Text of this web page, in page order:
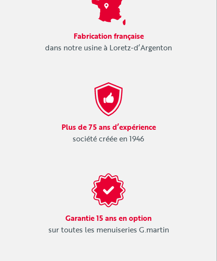
Fabrication française
dans notre usine à Loretz-d’Argenton
Plus de 75 ans d’expérience
société créée en 1946
Garantie 15 ans en option
sur toutes les menuiseries G.martin